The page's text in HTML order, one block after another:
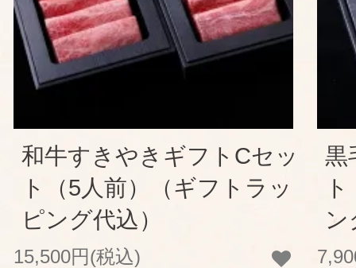
和牛すきやきギフトCセッ
ト（5人前）（ギフトラッ
ピング代込）
15,500円(税込)
黒
ン